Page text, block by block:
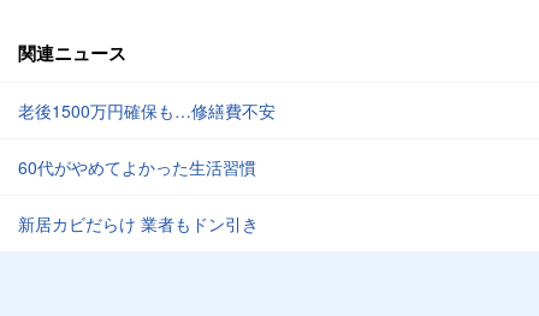
関連ニュース
老後1500万円確保も…修繕費不安
60代がやめてよかった生活習慣
新居カビだらけ 業者もドン引き